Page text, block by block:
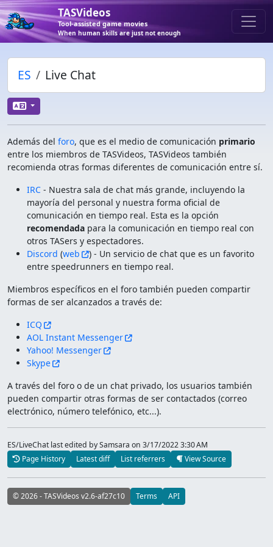
TASVideos
Tool-assisted game movies
When human skills are just not enough
ES Live Chat
Además del foro, que es el medio de comunicación primario
entre los miembros de TASVideos, TASVideos también
recomienda otras formas diferentes de comunicación entre sí.
IRC - Nuestra sala de chat más grande, incluyendo la
mayoría del personal y nuestra forma oficial de
comunicación en tiempo real. Esta es la opción
recomendada para la comunicación en tiempo real con
otros TASers y espectadores.
Discord (web
) - Un servicio de chat que es un favorito
entre speedrunners en tiempo real.
Miembros específicos en el foro también pueden compartir
formas de ser alcanzados a través de:
ICQ
AOL Instant Messenger
Yahoo! Messenger
Skype
A través del foro o de un chat privado, los usuarios también
pueden compartir otras formas de ser contactados (correo
electrónico, número telefónico, etc...).
ES/LiveChat last edited by Samsara on 3/17/2022 3:30 AM
Page History
Latest diff List referrers View Source
© 2026 - TASVideos v2.6-af27c10 Terms API